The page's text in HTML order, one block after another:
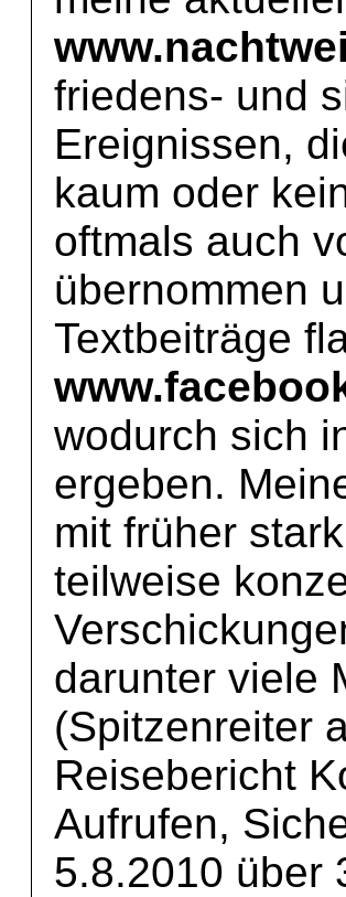
friedens- und
Ereignissen,
kaum oder
oftmals auch
übernommen
Textbeiträge
wodurch sich
ergeben.
mit früher
teilweise
darunter viele
(Spitzenreiter
Reisebericht
Aufrufen,
5.8.2010 über